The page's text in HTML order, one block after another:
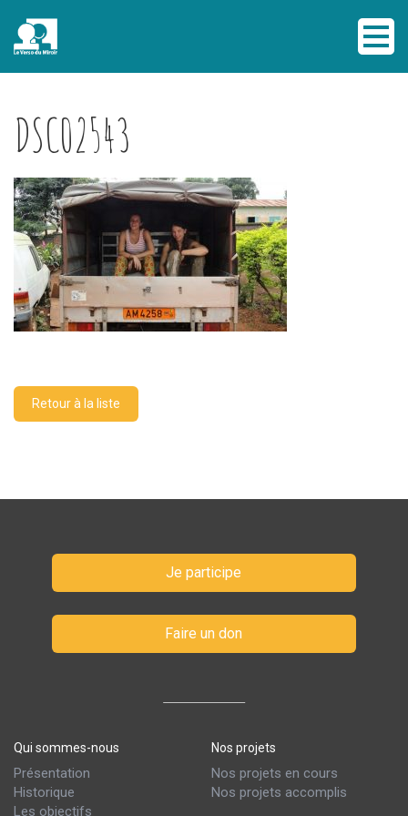
DSC02543
Retour à la liste
Je participe
Faire un don
Qui sommes-nous
Présentation
Historique
Les objectifs
Nos projets
Nos projets en cours
Nos projets accomplis